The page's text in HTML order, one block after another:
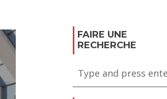
FAIRE UNE
RECHERCHE